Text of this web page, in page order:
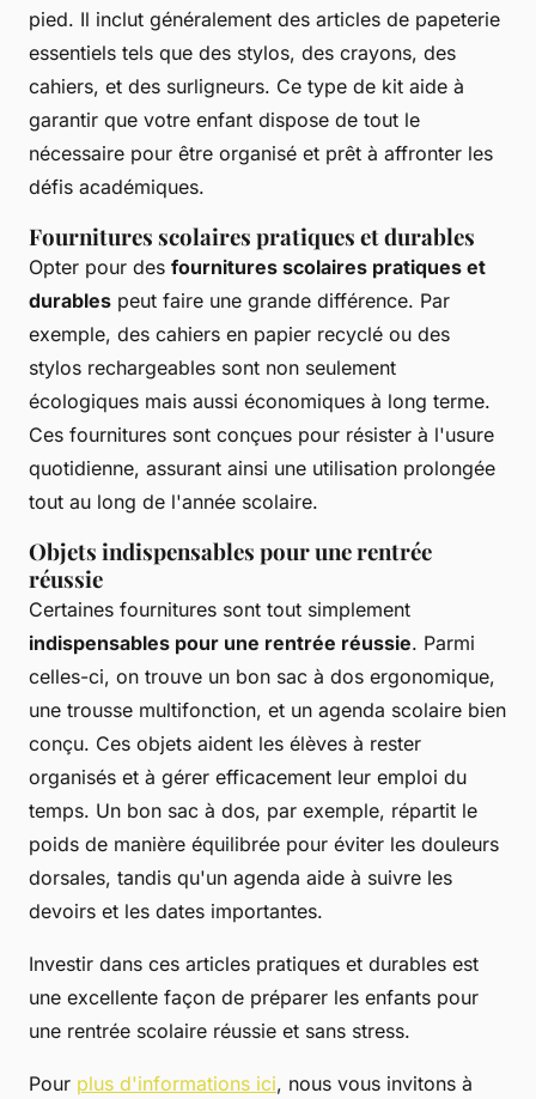
pied. Il inclut généralement des articles de papeterie
essentiels tels que des stylos, des crayons, des
cahiers, et des surligneurs. Ce type de kit aide à
garantir que votre enfant dispose de tout le
nécessaire pour être organisé et prêt à affronter les
défis académiques.
Fournitures scolaires pratiques et durables
Opter pour des fournitures scolaires pratiques et
durables peut faire une grande différence. Par
exemple, des cahiers en papier recyclé ou des
stylos rechargeables sont non seulement
écologiques mais aussi économiques à long terme.
Ces fournitures sont conçues pour résister à l'usure
quotidienne, assurant ainsi une utilisation prolongée
tout au long de l'année scolaire.
Objets indispensables pour une rentrée
réussie
Certaines fournitures sont tout simplement
indispensables pour une rentrée réussie. Parmi
celles-ci, on trouve un bon sac à dos ergonomique,
une trousse multifonction, et un agenda scolaire bien
conçu. Ces objets aident les élèves à rester
organisés et à gérer efficacement leur emploi du
temps. Un bon sac à dos, par exemple, répartit le
poids de manière équilibrée pour éviter les douleurs
dorsales, tandis qu'un agenda aide à suivre les
devoirs et les dates importantes.
Investir dans ces articles pratiques et durables est
une excellente façon de préparer les enfants pour
une rentrée scolaire réussie et sans stress.
Pour plus d'informations ici, nous vous invitons à